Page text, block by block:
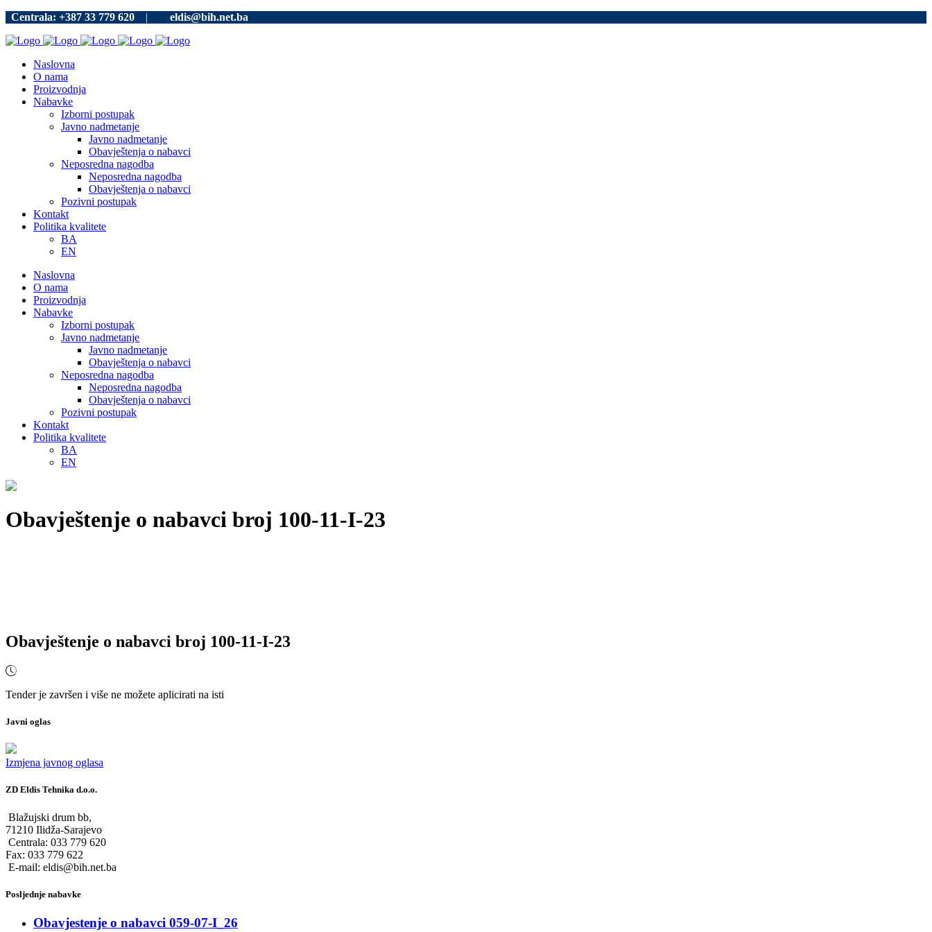
Centrala: +387 33 779 620 | eldis@bih.net.ba
Naslovna
O nama
Proizvodnja
Nabavke
Izborni postupak
Javno nadmetanje
Javno nadmetanje
Obavještenja o nabavci
Neposredna nagodba
Neposredna nagodba
Obavještenja o nabavci
Pozivni postupak
Kontakt
Politika kvalitete
BA
EN
Naslovna
O nama
Proizvodnja
Nabavke
Izborni postupak
Javno nadmetanje
Javno nadmetanje
Obavještenja o nabavci
Neposredna nagodba
Neposredna nagodba
Obavještenja o nabavci
Pozivni postupak
Kontakt
Politika kvalitete
BA
EN
Obavještenje o nabavci broj 100-11-I-23
Obavještenje o nabavci broj 100-11-I-23
Tender je završen i više ne možete aplicirati na isti
Javni oglas
Izmjena javnog oglasa
ZD Eldis Tehnika d.o.o.
Blažujski drum bb,
71210 Ilidža-Sarajevo
Centrala: 033 779 620
Fax: 033 779 622
E-mail: eldis@bih.net.ba
Posljednje nabavke
Obavjestenje o nabavci 059-07-I_26